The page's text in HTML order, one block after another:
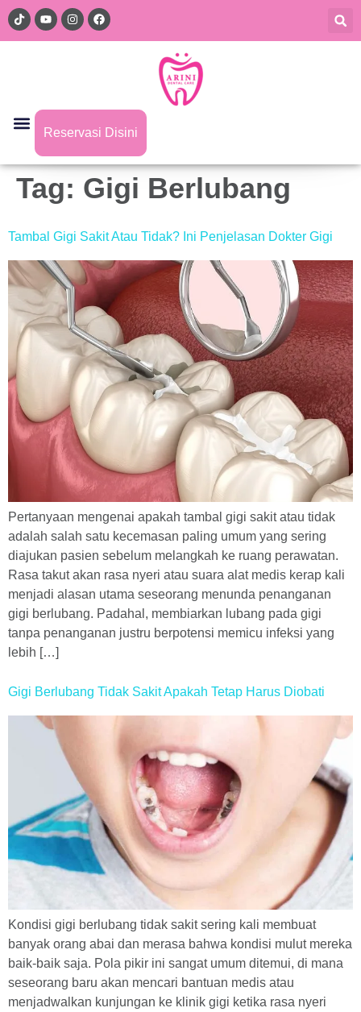
Reservasi Disini
Tag: Gigi Berlubang
Tambal Gigi Sakit Atau Tidak? Ini Penjelasan Dokter Gigi
Pertanyaan mengenai apakah tambal gigi sakit atau tidak
adalah salah satu kecemasan paling umum yang sering
diajukan pasien sebelum melangkah ke ruang perawatan.
Rasa takut akan rasa nyeri atau suara alat medis kerap kali
menjadi alasan utama seseorang menunda penanganan
gigi berlubang. Padahal, membiarkan lubang pada gigi
tanpa penanganan justru berpotensi memicu infeksi yang
lebih […]
Gigi Berlubang Tidak Sakit Apakah Tetap Harus Diobati
Kondisi gigi berlubang tidak sakit sering kali membuat
banyak orang abai dan merasa bahwa kondisi mulut mereka
baik-baik saja. Pola pikir ini sangat umum ditemui, di mana
seseorang baru akan mencari bantuan medis atau
menjadwalkan kunjungan ke klinik gigi ketika rasa nyeri